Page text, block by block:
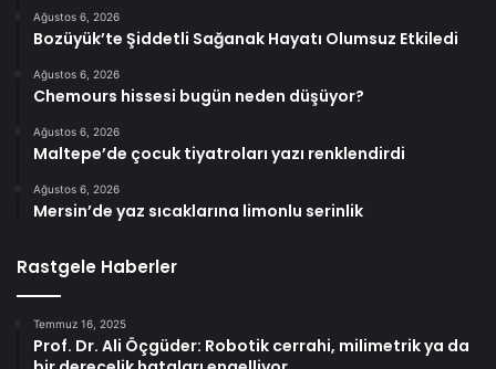
Ağustos 6, 2026
Bozüyük’te Şiddetli Sağanak Hayatı Olumsuz Etkiledi
Ağustos 6, 2026
Chemours hissesi bugün neden düşüyor?
Ağustos 6, 2026
Maltepe’de çocuk tiyatroları yazı renklendirdi
Ağustos 6, 2026
Mersin’de yaz sıcaklarına limonlu serinlik
Rastgele Haberler
Temmuz 16, 2025
Prof. Dr. Ali Öçgüder: Robotik cerrahi, milimetrik ya da